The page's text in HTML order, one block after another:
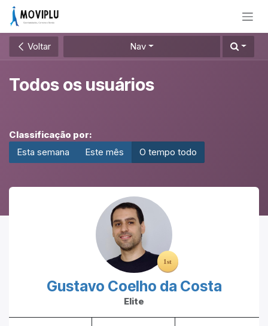
Pular para o conteúdo
Voltar Nav
Todos os usuários
Classificação por:
Esta semana
Este mês O tempo todo
Gustavo Coelho da Costa
Elite